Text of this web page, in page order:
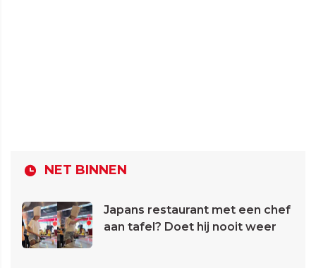
NET BINNEN
Japans restaurant met een chef
aan tafel? Doet hij nooit weer